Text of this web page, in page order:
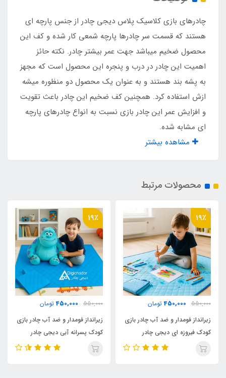
10 سال
فنری فلزی آسان تاشو با روکش پلاستیکی
اقلام همراه
کیف حمل مخصوص
چادرهای بازی کلاسیک پلاس دیجی چادر از جنس پارچه ای
هستند که قسمت سر چادرها پارچه شمعی کار شده و کف این
محصول ضخیم میباشد جهت عمر بیشتر چادر. نکته حائز
اهمیت این چادر در درب و پنجره این محصول است که مجهز
به پشه‌ بند هستند و به عنوان یک محصول دو منظوره میشه
ازش استفاده کرد. همچنین کف ضخیم این چادر باعث تقویت
و افزایش عمر این چادر بازی نسبت به انواع چادرهای پارچه
ای مشابه شده.
مشاهده بیشتر
محصولات مرتبط
19٪
550,000
450,000 تومان
زیرانداز فومدار و ضد آب چادر بازی
کودک فیروزه ای دیجی چادر
19٪
550,000
450,000 تومان
زیرانداز فومدار و ضد آب چادر بازی
کودک پسرانه آبی دیجی چادر